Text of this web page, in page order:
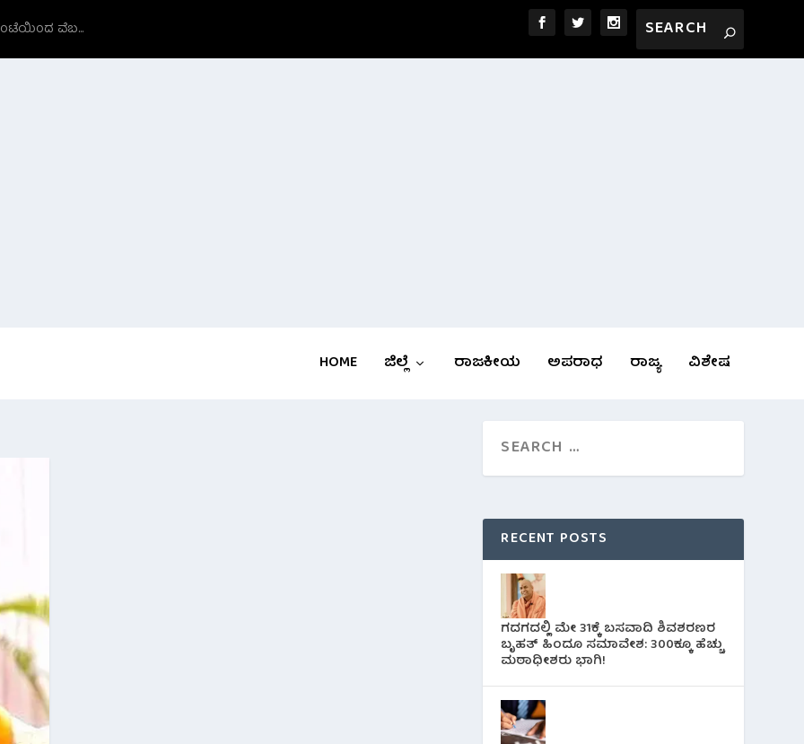
ವೆಬ...
HOME ಜಿಲ್ಲೆ ರಾಜಕೀಯ ಅಪರಾಧ ರಾಜ್ಯ ವಿಶೇಷ
RECENT POSTS
ಗದಗದಲ್ಲಿ ಮೇ 31ಕ್ಕೆ ಬಸವಾದಿ ಶಿವಶರಣರ
ಬೃಹತ್ ಹಿಂದೂ ಸಮಾವೇಶ: 300ಕ್ಕೂ ಹೆಚ್ಚು
ಮಠಾಧೀಶರು ಭಾಗಿ!